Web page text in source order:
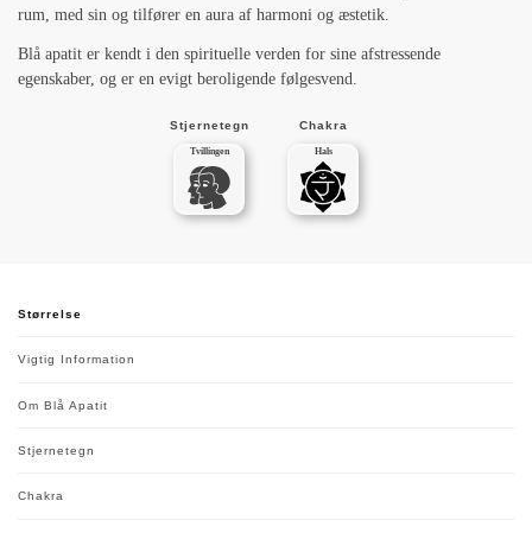
rum, med sin og tilfører en aura af harmoni og æstetik.
Blå apatit er kendt i den spirituelle verden for sine afstressende
egenskaber, og er en evigt beroligende følgesvend.
Stjernetegn
Tvillingen
Chakra
Hals
Størrelse
Vigtig Information
Om Blå Apatit
Stjernetegn
Chakra